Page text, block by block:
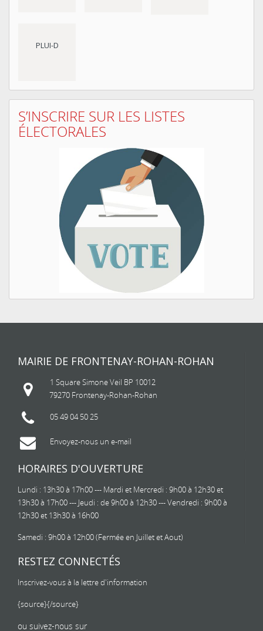
PLUI-D
S’INSCRIRE SUR LES LISTES
ÉLECTORALES
MAIRIE DE FRONTENAY-ROHAN-ROHAN
1 Square Simone Veil BP 10012
79270 Frontenay-Rohan-Rohan
05 49 04 50 25
Envoyez-nous un e-mail
HORAIRES D'OUVERTURE
Lundi : 13h30 à 17h00 --- Mardi et Mercredi : 9h00 à 12h30 et
13h30 à 17h00 --- Jeudi : de 9h00 à 12h30 --- Vendredi : 9h00 à
12h30 et 13h30 à 16h00
Samedi : 9h00 à 12h00 (Fermée en Juillet et Aout)
RESTEZ CONNECTÉS
Inscrivez-vous à la lettre d'information
{source}{/source}
ou suivez-nous sur